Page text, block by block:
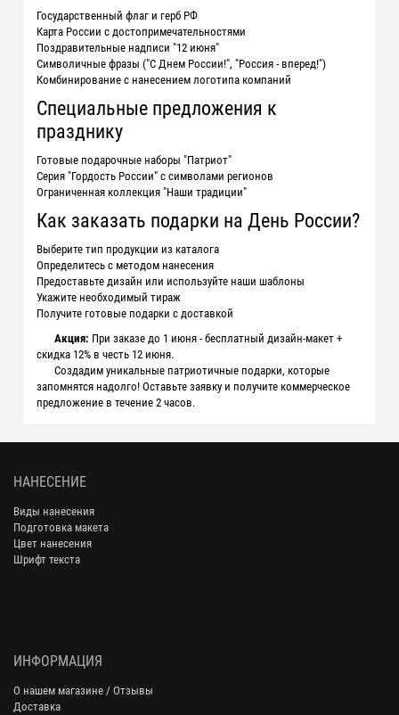
Государственный флаг и герб РФ
Карта России с достопримечательностями
Поздравительные надписи "12 июня"
Символичные фразы ("С Днем России!", "Россия - вперед!")
Комбинирование с нанесением логотипа компаний
Специальные предложения к
празднику
Готовые подарочные наборы "Патриот"
Серия "Гордость России" с символами регионов
Ограниченная коллекция "Наши традиции"
Как заказать подарки на День России?
Выберите тип продукции из каталога
Определитесь с методом нанесения
Предоставьте дизайн или используйте наши шаблоны
Укажите необходимый тираж
Получите готовые подарки с доставкой
Акция: При заказе до 1 июня - бесплатный дизайн-макет +
скидка 12% в честь 12 июня.
Создадим уникальные патриотичные подарки, которые
запомнятся надолго! Оставьте заявку и получите коммерческое
предложение в течение 2 часов.
НАНЕСЕНИЕ
Виды нанесения
Подготовка макета
Цвет нанесения
Шрифт текста
ИНФОРМАЦИЯ
О нашем магазине / Отзывы
Доставка